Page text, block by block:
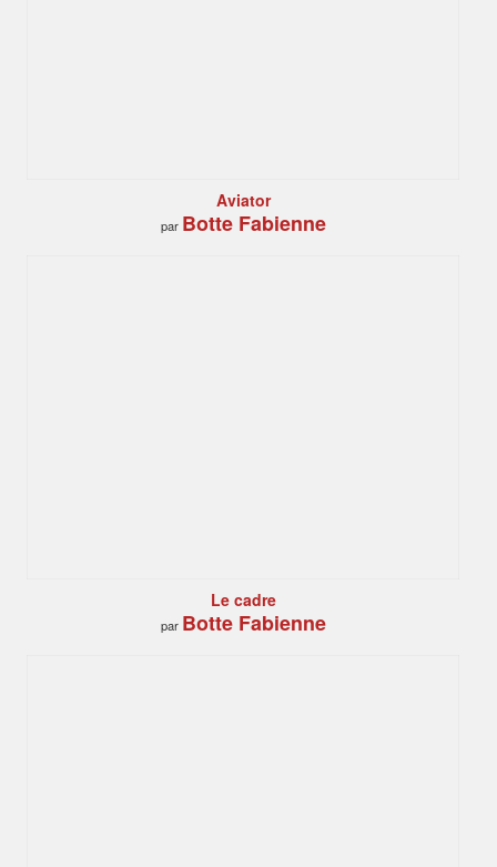
Aviator
par Botte Fabienne
Le cadre
par Botte Fabienne